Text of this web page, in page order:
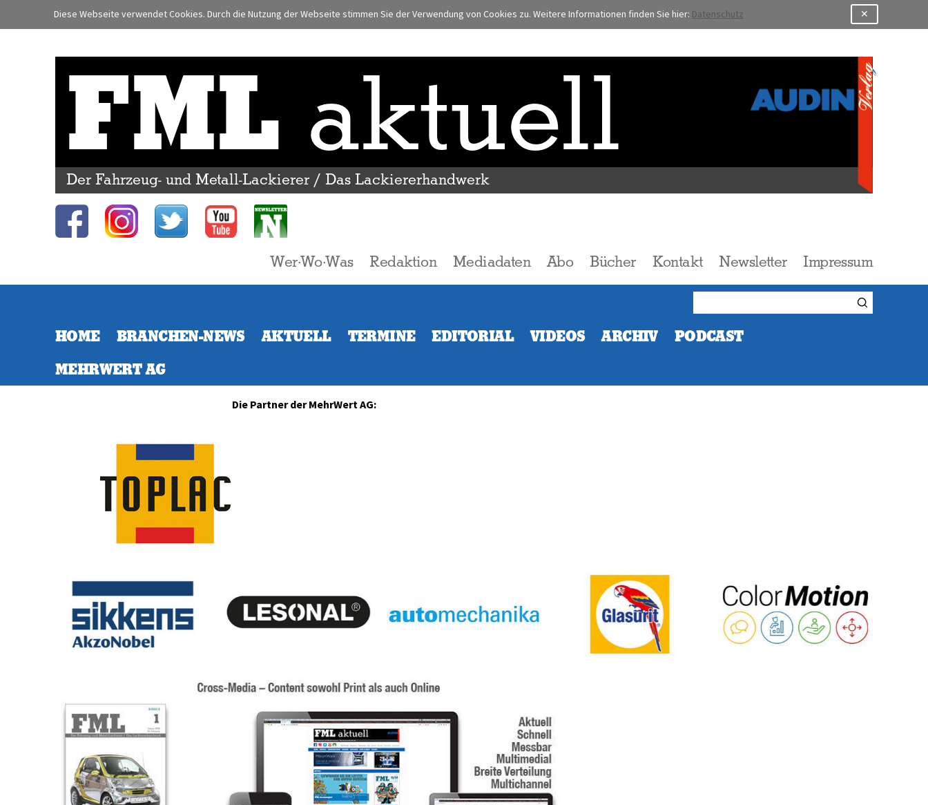
Diese Webseite verwendet Cookies. Durch die Nutzung der Webseite stimmen Sie der Verwendung von Cookies zu. Weitere Informationen finden Sie hier: Datenschutz ✕
FML aktuell
Der Fahrzeug- und Metall-Lackierer / Das Lackiererhandwerk
Wer·Wo·Was Redaktion Mediadaten Abo Bücher Kontakt Newsletter Impressum
HOME BRANCHEN-NEWS AKTUELL TERMINE EDITORIAL VIDEOS ARCHIV
PODCAST
MEHRWERT AG
Die Partner der MehrWert AG: